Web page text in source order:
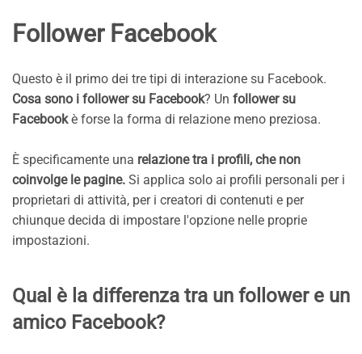
Follower Facebook
Questo è il primo dei tre tipi di interazione su Facebook.
Cosa sono i follower su Facebook? Un follower su
Facebookè forse la forma di relazione meno preziosa.
È specificamente una relazione tra i profili, che non
coinvolge le pagine. Si applica solo ai profili personali per i
proprietari di attività, per i creatori di contenuti e per
chiunque decida di impostare l'opzione nelle proprie
impostazioni.
Qual è la differenza tra un follower e un
amico Facebook?